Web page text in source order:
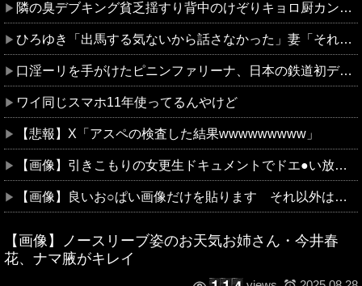
隣の臭デブキング貧乏揺すり背中のけぞりキョロ厨カンスケデブがウザすぎて心が折れそう…
ひろゆき「出馬する気ないから話さなかった」妻「それでも不誠実だろ」→離婚協議へｗｗｗｗｗ
口淫ーリを手がけたピニンファリーナ、日本の鉄道初デザイン。南海電鉄が新たな空港特急をなにわ筋線へ導入
ワイ同じスマホ11年使ってるんやけど
【悲報】X「アスペの検査した結果wwwwwwwww」
【画像】引きこもりの女更生ドキュメントでドエ●い放送事故ｗｗｗ
【画像】良いお○ぱい画像だけを貼ります それ以外は貼りません
【画像】ノースリーブ姿のお天気お姉さん・今井春
花、ナマ腋がキレイ